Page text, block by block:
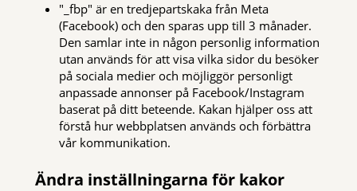
"_fbp" är en tredjepartskaka från Meta
(Facebook) och den sparas upp till 3 månader.
Den samlar inte in någon personlig information
utan används för att visa vilka sidor du besöker
på sociala medier och möjliggör personligt
anpassade annonser på Facebook/Instagram
baserat på ditt beteende. Kakan hjälper oss att
förstå hur webbplatsen används och förbättra
vår kommunikation.
Ändra inställningarna för kakor